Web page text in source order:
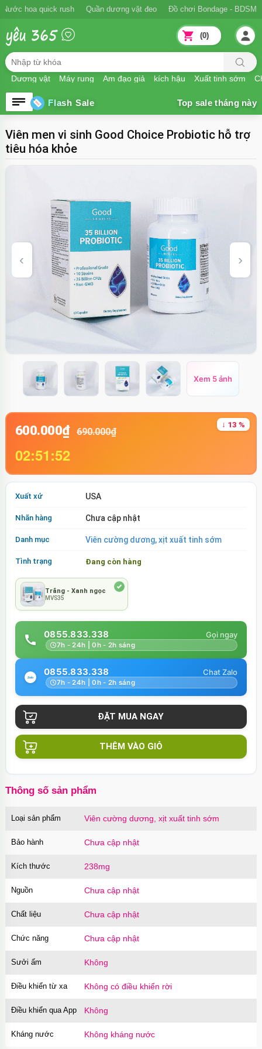
Nước hoa quick rush Quần dương vật đeo Đồ chơi Bondage -
Dương vật Máy rung Âm đạo giả kích hậu Xuất tinh sớm
(0)
Flash Sale
Viên men vi sinh Good Choice Probiotic hỗ trợ
tiêu hóa khỏe
Xem 5 ảnh
600.000₫ 690.000₫
↓ 13 %
02:51:51
Xuất xứ USA
Nhãn hàng Chưa cập nhật
Danh mục Viên cường dương, xịt xuất tinh sớm
Tình trạng Đang còn hàng
Trắng - Xanh ngọc
MVS35
0855.833.338
7h - 24h | 0h - 2h sáng
0855.833.338
7h - 24h | 0h - 2h sáng
THÊM VÀO GIỎ
Thông số sản phẩm
Loại sản phẩm Viên cường dương, xịt xuất tinh sớm
Bảo hành Chưa cập nhật
Kích thước 238mg
Nguồn Chưa cập nhật
Chất liệu Chưa cập nhật
Chức năng Chưa cập nhật
Sưởi ấm Không
Điều khiển từ xa Không có điều khiển rời
Điều khiển qua App Không
Kháng nước Không kháng nước